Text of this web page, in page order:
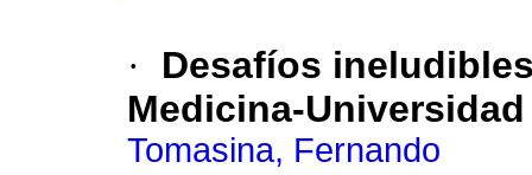
·
Desafíos
Medicina-
Tomasina, Fernando